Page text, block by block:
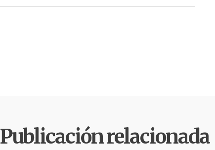
Publicación relacionada